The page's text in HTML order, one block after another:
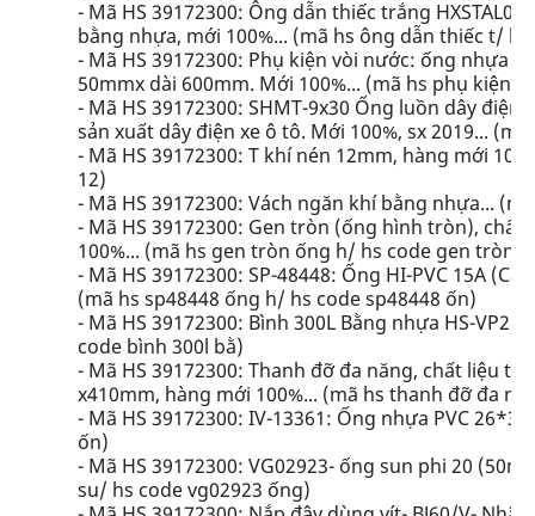
- Mã HS 39172300: Ông dẫn thiếc trắng
bằng nhựa, mới 100%... (mã hs ông dẫn thiếc t/
- Mã HS 39172300: Phụ kiện vòi nước: ống nhựa
50mmx dài 600mm. Mới 100%... (mã hs phụ kiện
- Mã HS 39172300: SHMT-9x30 Ống luồn dây
sản xuất dây điện xe ô tô. Mới 100%, sx 2019...
- Mã HS 39172300: T khí nén 12mm, hàng mới
12)
- Mã HS 39172300: Vách ngăn khí bằng nhựa...
- Mã HS 39172300: Gen tròn (ống hình tròn),
100%... (mã hs gen tròn ống h/ hs code gen tròn
- Mã HS 39172300: SP-48448: Ống HI-PVC 15A
(mã hs sp48448 ống h/ hs code sp48448 ốn)
- Mã HS 39172300: Bình 300L Bằng nhựa HS-
code bình 300l bằ)
- Mã HS 39172300: Thanh đỡ đa năng, chất liệu
x410mm, hàng mới 100%... (mã hs thanh đỡ đa
- Mã HS 39172300: IV-13361: Ống nhựa PVC
ốn)
- Mã HS 39172300: VG02923- ống sun phi 20
su/ hs code vg02923 ống)